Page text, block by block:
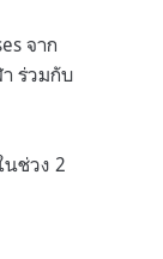
จาก
ร่วมกับ
ช่วง 2